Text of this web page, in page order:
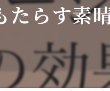
たらす素